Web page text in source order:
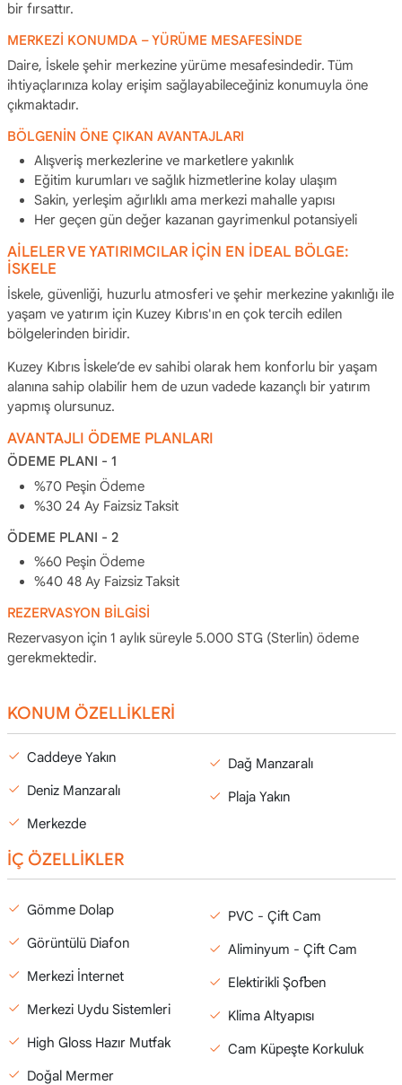
bir fırsattır.
MERKEZİ KONUMDA – YÜRÜME MESAFESİNDE
Daire, İskele şehir merkezine yürüme mesafesindedir. Tüm
ihtiyaçlarınıza kolay erişim sağlayabileceğiniz konumuyla öne
çıkmaktadır.
BÖLGENİN ÖNE ÇIKAN AVANTAJLARI
Alışveriş merkezlerine ve marketlere yakınlık
Eğitim kurumları ve sağlık hizmetlerine kolay ulaşım
Sakin, yerleşim ağırlıklı ama merkezi mahalle yapısı
Her geçen gün değer kazanan gayrimenkul potansiyeli
AİLELER VE YATIRIMCILAR İÇİN EN İDEAL BÖLGE:
İSKELE
İskele, güvenliği, huzurlu atmosferi ve şehir merkezine yakınlığı ile
yaşam ve yatırım için Kuzey Kıbrıs'ın en çok tercih edilen
bölgelerinden biridir.
Kuzey Kıbrıs İskele’de ev sahibi olarak hem konforlu bir yaşam
alanına sahip olabilir hem de uzun vadede kazançlı bir yatırım
yapmış olursunuz.
AVANTAJLI ÖDEME PLANLARI
ÖDEME PLANI - 1
%70 Peşin Ödeme
%30 24 Ay Faizsiz Taksit
ÖDEME PLANI - 2
%60 Peşin Ödeme
%40 48 Ay Faizsiz Taksit
REZERVASYON BİLGİSİ
Rezervasyon için 1 aylık süreyle 5.000 STG (Sterlin) ödeme
gerekmektedir.
KONUM ÖZELLİKLERİ
Caddeye Yakın
Deniz Manzaralı
Merkezde
Dağ Manzaralı
Plaja Yakın
İÇ ÖZELLİKLER
Gömme Dolap
Görüntülü Diafon
Merkezi İnternet
Merkezi Uydu Sistemleri
High Gloss Hazır Mutfak
Doğal Mermer
PVC - Çift Cam
Aliminyum - Çift Cam
Elektirikli Şofben
Klima Altyapısı
Cam Küpeşte Korkuluk